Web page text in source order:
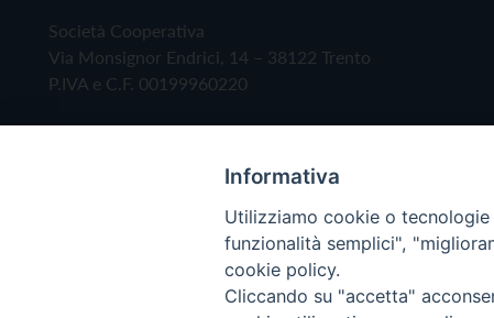
Società Cooperativa
Via Monsignor Endrici, 14 – 38122 Trento
P.IVA e C.F. 00199960220
Informativa
Utilizziamo cookie o
funzionalità semplici",
cookie policy.
Cliccando su "accetta"